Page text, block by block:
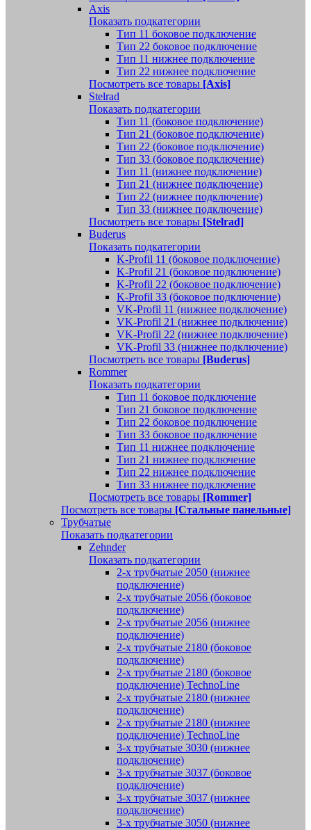
Axis
Показать подкатегории
Тип 11 боковое подключение
Тип 22 боковое подключение
Тип 11 нижнее подключение
Тип 22 нижнее подключение
Посмотреть все товары [Axis]
Stelrad
Показать подкатегории
Tип 11 (боковое подключение)
Тип 21 (боковое подключение)
Тип 22 (боковое подключение)
Тип 33 (боковое подключение)
Тип 11 (нижнее подключение)
Тип 21 (нижнее подключение)
Тип 22 (нижнее подключение)
Тип 33 (нижнее подключение)
Посмотреть все товары [Stelrad]
Buderus
Показать подкатегории
K-Profil 11 (боковое подключение)
K-Profil 21 (боковое подключение)
K-Profil 22 (боковое подключение)
K-Profil 33 (боковое подключение)
VK-Profil 11 (нижнее подключение)
VK-Profil 21 (нижнее подключение)
VK-Profil 22 (нижнее подключение)
VK-Profil 33 (нижнее подключение)
Посмотреть все товары [Buderus]
Rommer
Показать подкатегории
Тип 11 боковое подключение
Тип 21 боковое подключение
Тип 22 боковое подключение
Тип 33 боковое подключение
Тип 11 нижнее подключение
Тип 21 нижнее подключение
Тип 22 нижнее подключение
Тип 33 нижнее подключение
Посмотреть все товары [Rommer]
Посмотреть все товары [Стальные панельные]
Трубчатые
Показать подкатегории
Zehnder
Показать подкатегории
2-х трубчатые 2050 (нижнее
подключение)
2-х трубчатые 2056 (боковое
подключение)
2-х трубчатые 2056 (нижнее
подключение)
2-х трубчатые 2180 (боковое
подключение)
2-х трубчатые 2180 (боковое
подключение) TechnoLine
2-х трубчатые 2180 (нижнее
подключение)
2-х трубчатые 2180 (нижнее
подключение) TechnoLine
3-х трубчатые 3030 (нижнее
подключение)
3-х трубчатые 3037 (боковое
подключение)
3-х трубчатые 3037 (нижнее
подключение)
3-х трубчатые 3050 (нижнее